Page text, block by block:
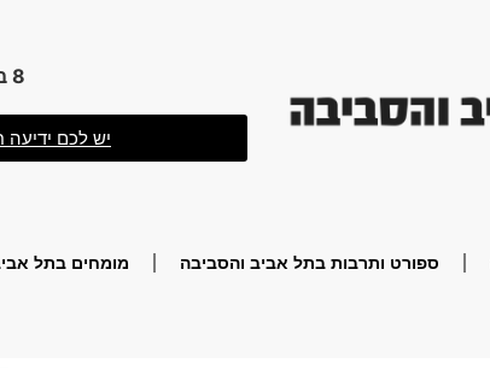
8 באוגוסט 2026 6:25
יש לכם ידיעה
ספורט ותרבות בתל אביב והסביבה מומחים בתל